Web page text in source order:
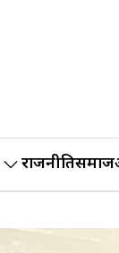
राजनीतिसमाज